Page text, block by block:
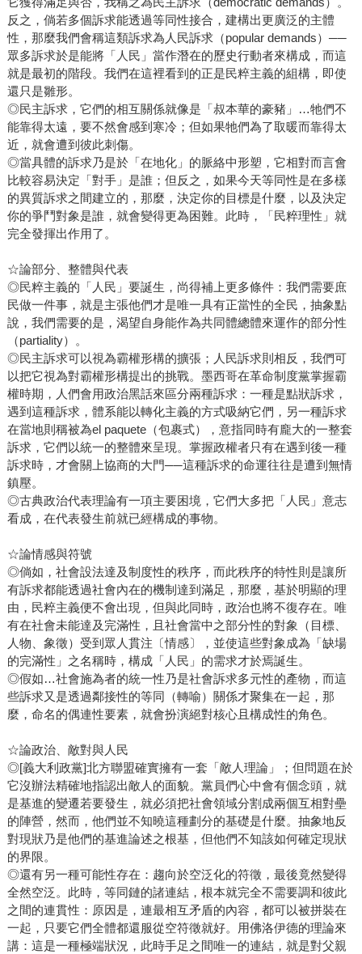
反之，倘若多個訴求能透過等同性接合，建構出更廣泛的主體
性，那麼我們會稱這類訴求為人民訴求（popular demands）──
眾多訴求於是能將「人民」當作潛在的歷史行動者來構成，而這
就是最初的階段。我們在這裡看到的正是民粹主義的組構，即使
還只是雛形。
◎民主訴求，它們的相互關係就像是「叔本華的豪豬」…牠們不
能靠得太遠，要不然會感到寒冷；但如果牠們為了取暖而靠得太
近，就會遭到彼此刺傷。
◎當具體的訴求乃是於「在地化」的脈絡中形塑，它相對而言會
比較容易決定「對手」是誰；但反之，如果今天等同性是在多樣
的異質訴求之間建立的，那麼，決定你的目標是什麼，以及決定
你的爭鬥對象是誰，就會變得更為困難。此時，「民粹理性」就
完全發揮出作用了。
☆論部分、整體與代表
◎民粹主義的「人民」要誕生，尚得補上更多條件：我們需要庶
民做一件事，就是主張他們才是唯一具有正當性的全民，抽象點
說，我們需要的是，渴望自身能作為共同體總體來運作的部分性
（partiality）。
◎民主訴求可以視為霸權形構的擴張；人民訴求則相反，我們可
以把它視為對霸權形構提出的挑戰。墨西哥在革命制度黨掌握霸
權時期，人們會用政治黑話來區分兩種訴求：一種是點狀訴求，
遇到這種訴求，體系能以轉化主義的方式吸納它們，另一種訴求
在當地則稱被為el paquete（包裹式），意指同時有龐大的一整套
訴求，它們以統一的整體來呈現。掌握政權者只有在遇到後一種
訴求時，才會關上協商的大門──這種訴求的命運往往是遭到無情
鎮壓。
◎古典政治代表理論有一項主要困境，它們大多把「人民」意志
看成，在代表發生前就已經構成的事物。
☆論情感與符號
◎倘如，社會設法達及制度性的秩序，而此秩序的特性則是讓所
有訴求都能透過社會內在的機制達到滿足，那麼，基於明顯的理
由，民粹主義便不會出現，但與此同時，政治也將不復存在。唯
有在社會未能達及完滿性，且社會當中之部分性的對象（目標、
人物、象徵）受到眾人貫注〔情感〕，並使這些對象成為「缺場
的完滿性」之名稱時，構成「人民」的需求才於焉誕生。
◎假如…社會施為者的統一性乃是社會訴求多元性的產物，而這
些訴求又是透過鄰接性的等同（轉喻）關係才聚集在一起，那
麼，命名的偶連性要素，就會扮演絕對核心且構成性的角色。
☆論政治、敵對與人民
◎[義大利政黨]北方聯盟確實擁有一套「敵人理論」；但問題在於
它沒辦法精確地指認出敵人的面貌。黨員們心中會有個念頭，就
是基進的變遷若要發生，就必須把社會領域分割成兩個互相對壘
的陣營，然而，他們並不知曉這種劃分的基礎是什麼。抽象地反
對現狀乃是他們的基進論述之根基，但他們不知該如何確定現狀
的界限。
◎還有另一種可能性存在：趨向於空泛化的符徵，最後竟然變得
全然空泛。此時，等同鏈的諸連結，根本就完全不需要調和彼此
之間的連貫性：原因是，連最相互矛盾的內容，都可以被拼裝在
一起，只要它們全體都還服從空符徵就好。用佛洛伊德的理論來
講：這是一種極端狀況，此時手足之間唯一的連結，就是對父親